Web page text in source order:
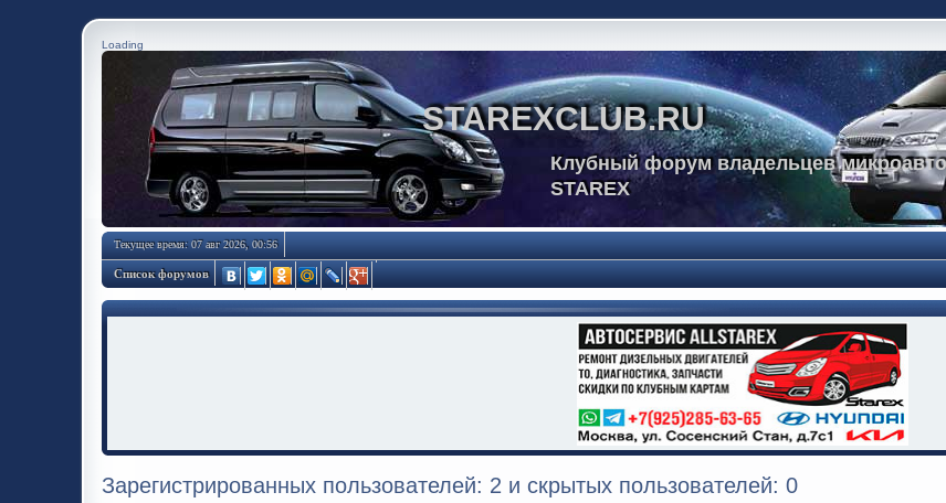
Loading
STAREXCLUB.RU
Клубный форум владельцев
STAREX
Текущее время: 07 авг 2026, 00:56
Список форумов
Зарегистрированных пользователей: 2 и скрытых пользователей: 0